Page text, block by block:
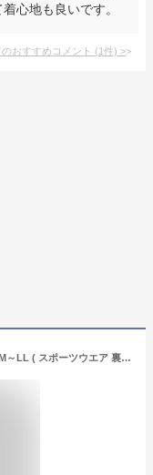
心地も良いです。
おすすめコメント (1件) >
ジャージ 裏起毛 レディース FILA フィラ M～LL ( スポーツウエア 裏起毛 運動着 M L LL 女性 普通 トラックジャケット ブラック ネイビー グレー 冬 暖かい)【在庫限り】